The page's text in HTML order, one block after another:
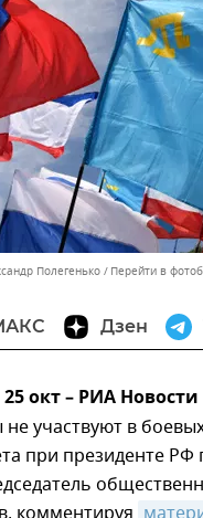
Полегенько Перейти в
Дзен
окт – РИА
участвуют в
при президенте